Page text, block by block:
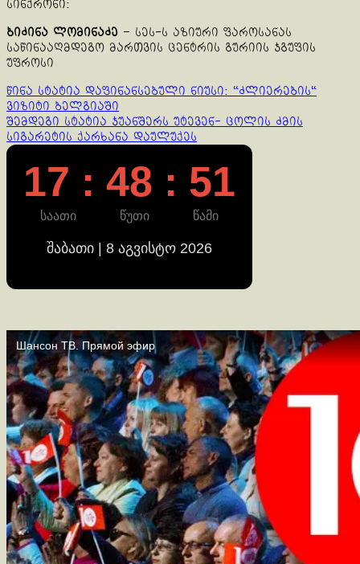
სინქრონი:
ბიძინა ლომინაძე – სეს-ს აზიური ფაროსანას
საწინააღმდეგო მართვის ცენტრის გურიის ჯგუფის
უფროსი
Continue
Reading
წინა სტატია დაფინანსებული ნიუსი: “ძლიერების“
ვიზიტი ბელგიაში
შემდეგი სტატია ჯუანშერს უტევენ- ცოლის ძმის
სიგარეტის ქარხანა დაულუქეს
17 : 48 : 51
საათი წუთი წამი
შაბათი | 8 აგვისტო 2026